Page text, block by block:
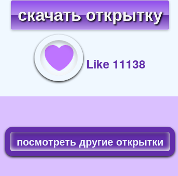
скачать открытку
Like 11138
посмотреть другие открытки